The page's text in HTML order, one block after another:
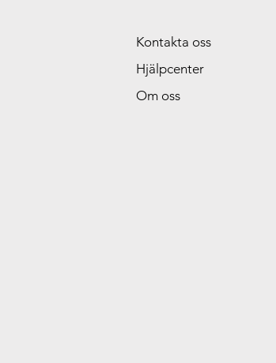
Kontakta oss
Hjälpcenter
Om oss